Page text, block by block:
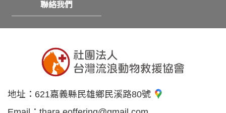
聯絡我們
地址： 621嘉義縣民雄鄉民溪路80號